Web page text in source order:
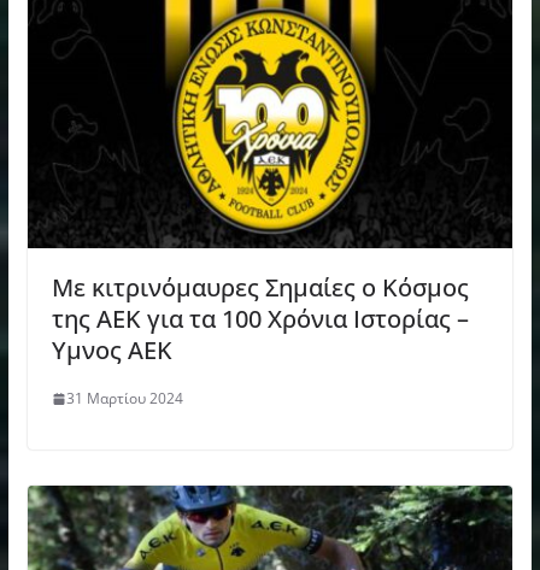
Με κιτρινόμαυρες Σημαίες ο Κόσμος
της ΑΕΚ για τα 100 Χρόνια Ιστορίας –
Υμνος ΑΕΚ
31 Μαρτίου 2024